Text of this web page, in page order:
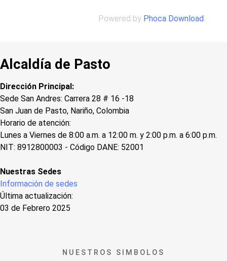
Powered by Phoca Download
Alcaldía de Pasto
Dirección Principal:
Sede San Andres: Carrera 28 # 16 -18
San Juan de Pasto, Nariño, Colombia
Horario de atención:
Lunes a Viernes de 8:00 a.m. a 12:00 m. y 2:00 p.m. a 6:00 p.m.
NIT: 8912800003 - Código DANE: 52001
Nuestras Sedes
Información de sedes
Última actualización:
03 de Febrero 2025
NUESTROS SIMBOLOS